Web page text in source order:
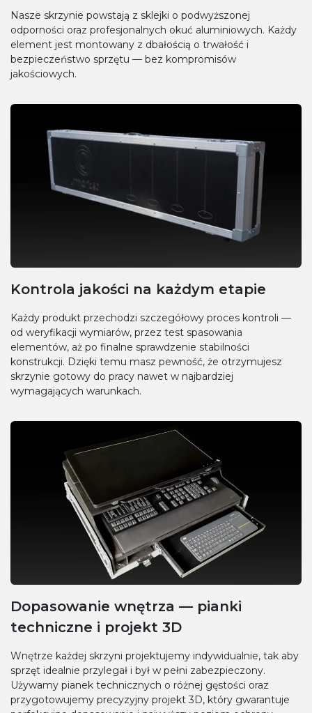
Nasze skrzynie powstają z sklejki o podwyższonej
odporności oraz profesjonalnych okuć aluminiowych. Każdy
element jest montowany z dbałością o trwałość i
bezpieczeństwo sprzętu — bez kompromisów
jakościowych.
Kontrola jakości na każdym etapie
Każdy produkt przechodzi szczegółowy proces kontroli —
od weryfikacji wymiarów, przez test spasowania
elementów, aż po finalne sprawdzenie stabilności
konstrukcji. Dzięki temu masz pewność, że otrzymujesz
skrzynie gotowy do pracy nawet w najbardziej
wymagających warunkach.
Dopasowanie wnętrza — pianki
techniczne i projekt 3D
Wnętrze każdej skrzyni projektujemy indywidualnie, tak aby
sprzęt idealnie przylegał i był w pełni zabezpieczony.
Używamy pianek technicznych o różnej gęstości oraz
przygotowujemy precyzyjny projekt 3D, który gwarantuje